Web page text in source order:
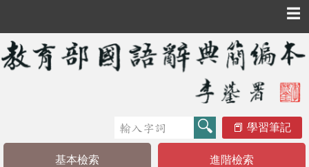
☰
學習筆記
基本檢索 進階檢索